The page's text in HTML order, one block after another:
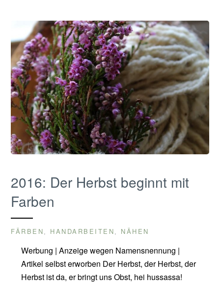
2016: Der Herbst beginnt mit
Farben
FÄRBEN , HANDARBEITEN , NÄHEN
Werbung | Anzeige wegen Namensnennung |
Artikel selbst erworben Der Herbst, der Herbst, der
Herbst ist da, er bringt uns Obst, hei hussassa!